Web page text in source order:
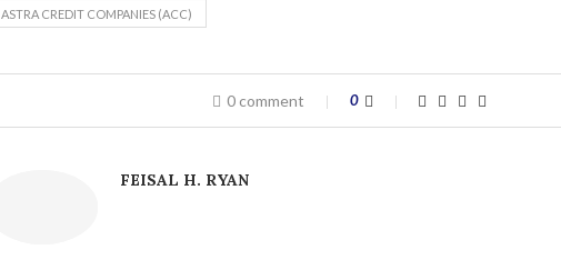
ASTRA CREDIT COMPANIES (ACC)
0 comment 0
FEISAL H. RYAN